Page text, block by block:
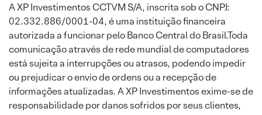
A XP Investimentos CCTVM S/A, inscrita sob o CNPJ:
02.332.886/0001-04, é uma instituição financeira
autorizada a funcionar pelo Banco Central do Brasil.Toda
comunicação através de rede mundial de computadores
está sujeita a interrupções ou atrasos, podendo impedir
ou prejudicar o envio de ordens ou a recepção de
informações atualizadas. A XP Investimentos exime-se de
responsabilidade por danos sofridos por seus clientes,